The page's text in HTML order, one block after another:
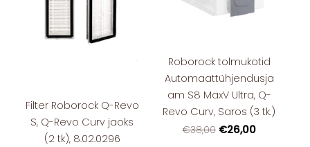
Filter Roborock Q-Revo
S, Q-Revo Curv jaoks
(2 tk), 8.02.0296
Roborock tolmukotid
Automaattühjendusja
am S8 MaxV Ultra, Q-
Revo Curv, Saros (3 tk.)
€38,00 €26,00